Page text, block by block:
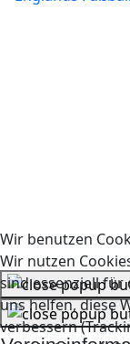
Wir benutzen
Wir nutzen
sind essenziell für
uns helfen, diese
verbessern